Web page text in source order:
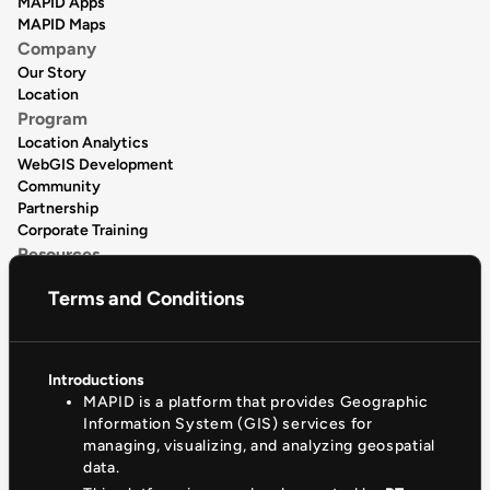
MAPID Maps
Company
Our Story
Location
Program
Location Analytics
WebGIS Development
Community
Partnership
Corporate Training
Resources
Data Catalogue
Release Notes
Support & Community
Help Center
Documentation
Privacy Policy
(+62)81330881510
Terms and Conditions
Introductions
MAPID is a platform that provides Geographic
Information System (GIS) services for
managing, visualizing, and analyzing geospatial
data.